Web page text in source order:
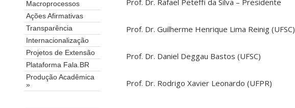
Macroprocessos
Ações Afirmativas
Transparência
Internacionalização
Projetos de Extensão
Plataforma Fala.BR
Produção Acadêmica
»
Prof. Dr. Rafael Peteffi da Silva – Presidente
Prof. Dr. Guilherme Henrique Lima Reinig (UFSC)
Prof. Dr. Daniel Deggau Bastos (UFSC)
Prof. Dr. Rodrigo Xavier Leonardo (UFPR)